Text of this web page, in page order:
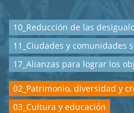
10_Reducción de las
11_Ciudades y comunidades
17_Alianzas para lograr los
02_Patrimonio, diversidad y
03_Cultura y educación